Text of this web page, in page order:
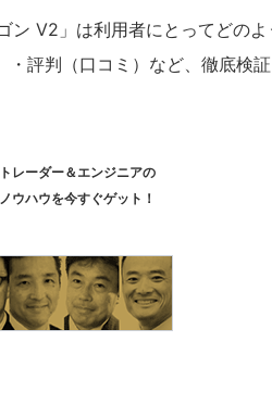
ン V2」は利用者にとってどの
評判（口コミ）など、徹底検
レーダー＆エンジニアの
ウハウを今すぐゲット！